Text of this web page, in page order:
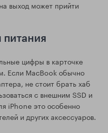
выход может прийти
питания
цифры в карточке
Если MacBook обычно
не стоит брать хаб
с внешним SSD и
iPhone это особенно
и других аксессуаров.